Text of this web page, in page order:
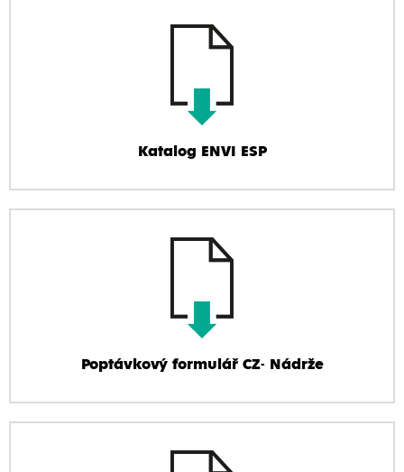
Katalog ENVI ESP
Poptávkový formulář CZ- Nádrže